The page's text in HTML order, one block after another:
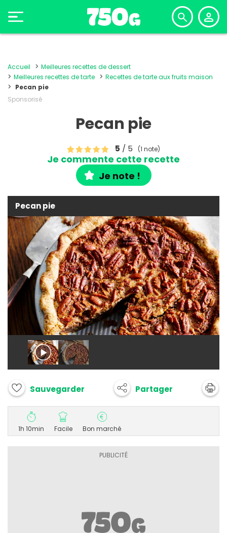
Accueil
Meilleures recettes de dessert
Meilleures recettes de tarte
Recettes de tarte aux fruits maison
Pecan pie
Sponsorisé
Pecan pie
5 / 5 (1 note)
Je commente cette recette
Je note !
Pecan pie
Sauvegarder Partager
1h 10min Facile Bon marché